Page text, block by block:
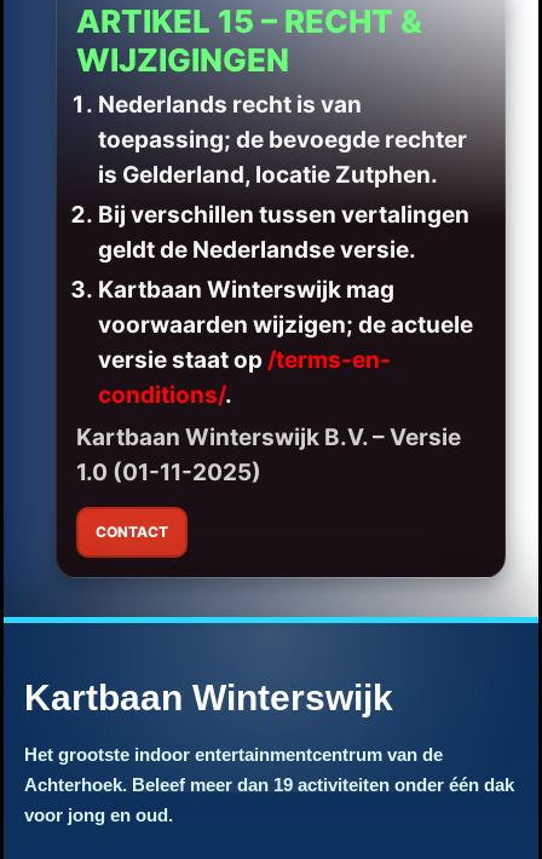
ARTIKEL 15 – RECHT &
WIJZIGINGEN
Nederlands recht is van
toepassing; de bevoegde rechter
is Gelderland, locatie Zutphen.
Bij verschillen tussen vertalingen
geldt de Nederlandse versie.
Kartbaan Winterswijk mag
voorwaarden wijzigen; de actuele
versie staat op /terms-en-
conditions/.
Kartbaan Winterswijk B.V. – Versie
1.0 (01-11-2025)
CONTACT
Kartbaan Winterswijk
Het grootste indoor entertainmentcentrum van de
Achterhoek. Beleef meer dan 19 activiteiten onder één dak
voor jong en oud.